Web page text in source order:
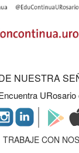
NUESTRA
URosario
TRABAJE CON